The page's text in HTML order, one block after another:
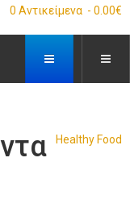
0 Αντικείμενα - 0.00€
Healthy Food